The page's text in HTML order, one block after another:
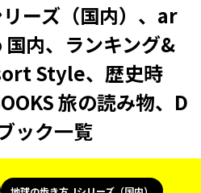
ーズ（国内）、ar
内、ランキング&
Style、歴史時
旅の読み物、D
ック一覧